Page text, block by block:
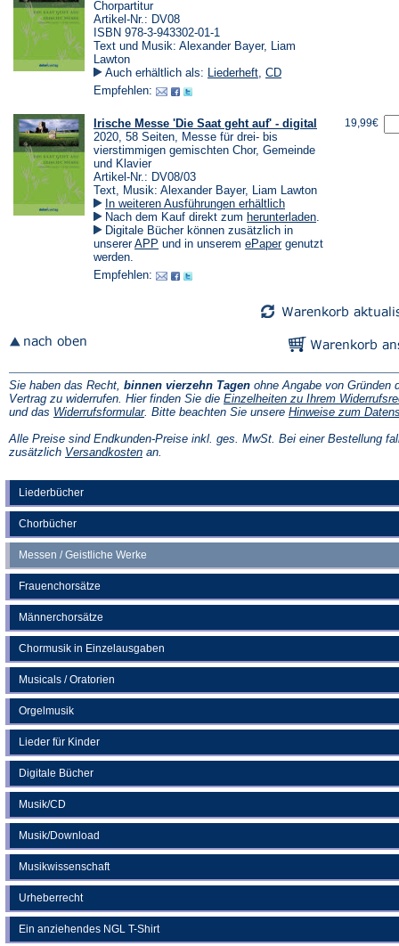
Liederbücher
Chorbücher
Messen / Geistliche Werke
Frauenchorsätze
Männerchorsätze
Chormusik in Einzelausgaben
Musicals / Oratorien
Orgelmusik
Lieder für Kinder
Digitale Bücher
Musik/CD
Musik/Download
Musikwissenschaft
Urheberrecht
Ein anziehendes NGL T-Shirt
Chorpartitur
Artikel-Nr.: DV08
ISBN 978-3-943302-01-1
Text und Musik: Alexander Bayer, Liam
Lawton
Auch erhältlich als: Liederheft, CD
Empfehlen:
Irische Messe 'Die Saat geht auf' - digital
2020, 58 Seiten, Messe für drei- bis
vierstimmigen gemischten Chor, Gemeinde
und Klavier
Artikel-Nr.: DV08/03
Text, Musik: Alexander Bayer, Liam Lawton
In weiteren Ausführungen erhältlich
Nach dem Kauf direkt zum herunterladen(Öffnet
einem
.
Digitale Bücher können zusätzlich in
unsererAPP (Öffnet
neuen
und in unserem ePaper(Öffnet
genutzt
werden.
Empfehlen:
19,99€
Sie haben das Recht, binnen vierzehn Tagen ohne Angabe von Gründen
Vertrag zu widerrufen. Hier finden Sie die Einzelheiten zu Ihrem
und das Widerrufsformular(Öffnet
einem
neuen
. Bitte beachten Sie unsere Hinweise zum
Alle Preise sind Endkunden-Preise inkl. ges. MwSt. Bei einer Bestellung
zusätzlich Versandkosten(Öffnet
an.